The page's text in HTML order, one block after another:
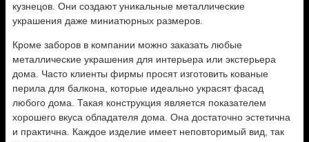
кузнецов. Они создают уникальные металлические
украшения даже миниатюрных размеров.
Кроме заборов в компании можно заказать любые
металлические украшения для интерьера или экстерьера
дома. Часто клиенты фирмы просят изготовить кованые
перила для балкона, которые идеально украсят фасад
любого дома. Такая конструкция является показателем
хорошего вкуса обладателя дома. Она достаточно эстетична
и практична. Каждое изделие имеет неповторимый вид, так